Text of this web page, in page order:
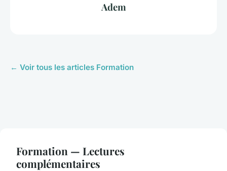
Adem
← Voir tous les articles Formation
Formation — Lectures
complémentaires